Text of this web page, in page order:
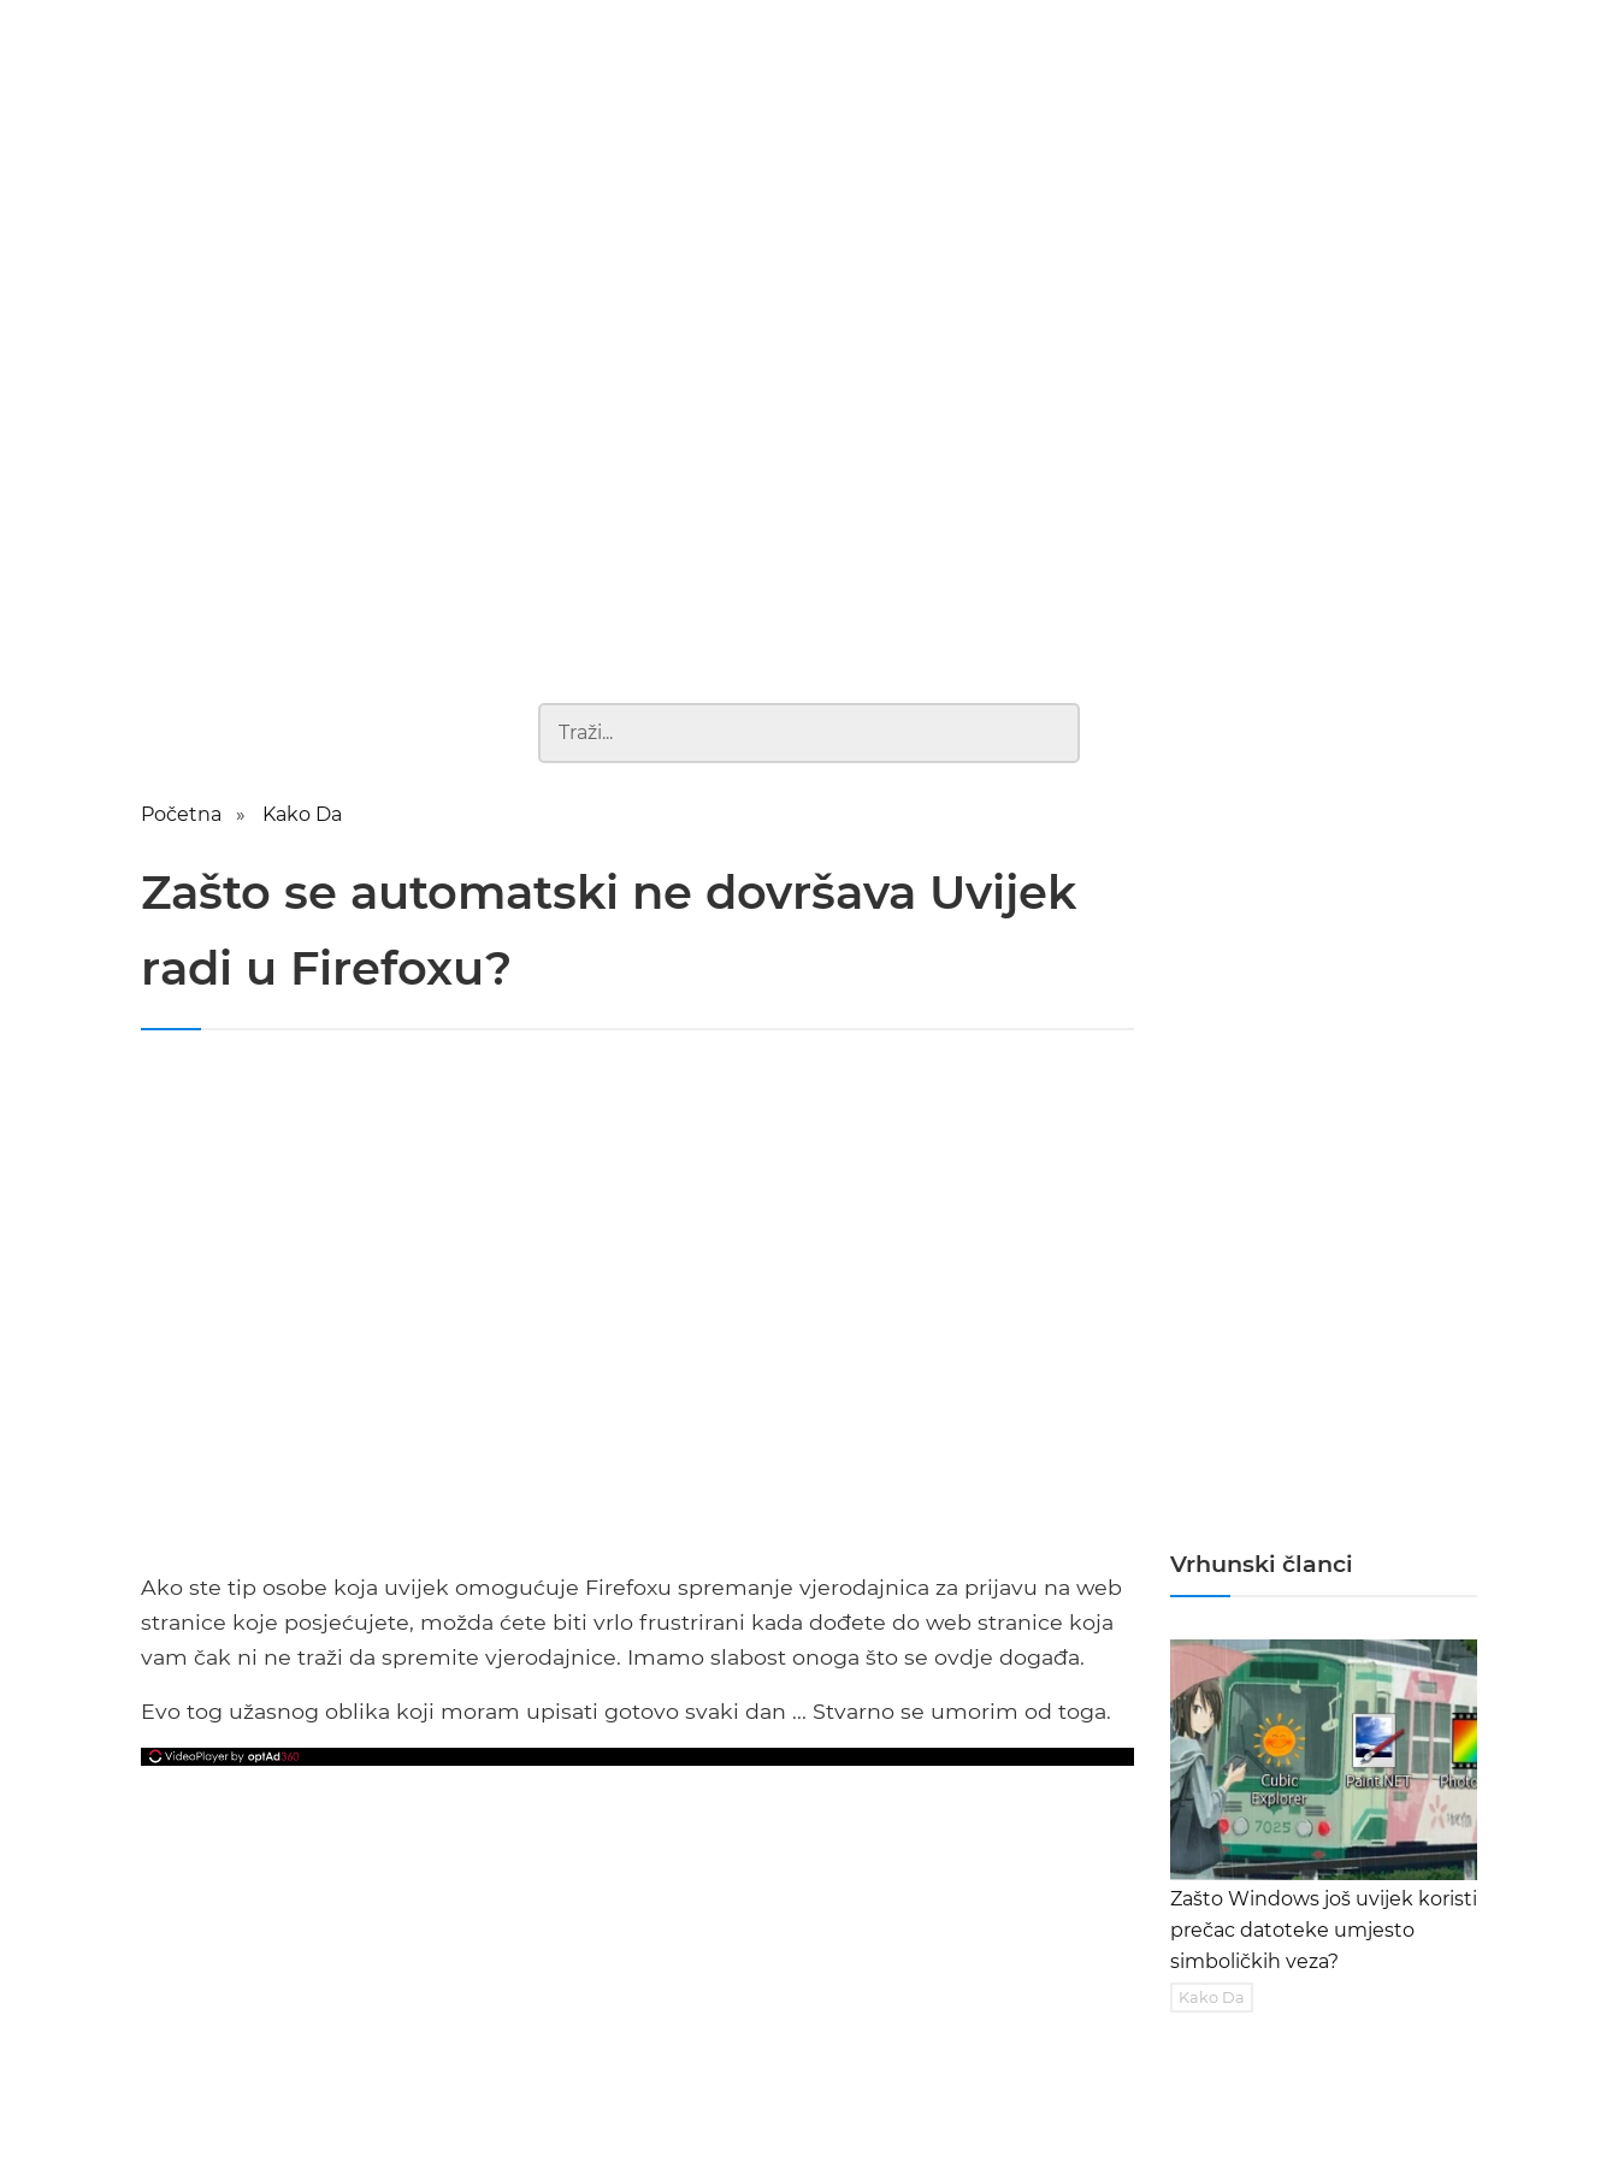
Početna Kako Da
Zašto se automatski ne dovršava Uvijek
radi u Firefoxu?
Ako ste tip osobe koja uvijek omogućuje Firefoxu spremanje vjerodajnica za prijavu na web
stranice koje posjećujete, možda ćete biti vrlo frustrirani kada dođete do web stranice koja
vam čak ni ne traži da spremite vjerodajnice. Imamo slabost onoga što se ovdje događa.
Evo tog užasnog oblika koji moram upisati gotovo svaki dan ... Stvarno se umorim od toga.
Vrhunski članci
Zašto Windows još uvijek koristi
prečac datoteke umjesto
simboličkih veza?
Kako Da